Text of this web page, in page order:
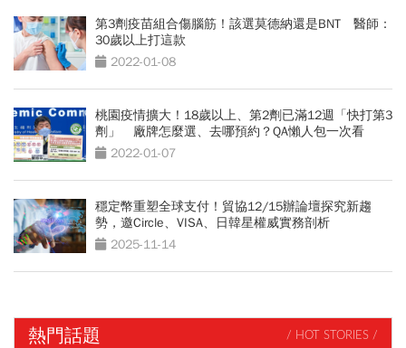
第3劑疫苗組合傷腦筋！該選莫德納還是BNT 醫師：
30歲以上打這款
2022-01-08
桃園疫情擴大！18歲以上、第2劑已滿12週「快打第3
劑」 廠牌怎麼選、去哪預約？QA懶人包一次看
2022-01-07
穩定幣重塑全球支付！貿協12/15辦論壇探究新趨
勢，邀Circle、VISA、日韓星權威實務剖析
2025-11-14
熱門話題 / HOT STORIES /